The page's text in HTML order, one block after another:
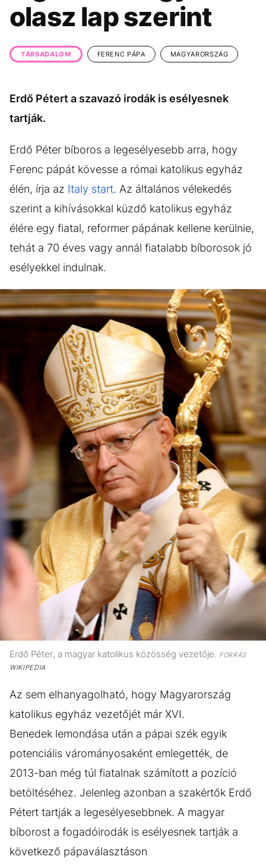
KÖZÉLET UTAZÁS
ÉLETMÓD DESIGN
BESZÉLGETÉSEK ARCOK
GASZTRO
olasz lap szerint
TÁRSADALOM FERENC PÁPA MAGYARORSZÁG
Erdő Pétert a szavazó irodák is esélyesnek
tartják.
Erdő Péter bíboros a legesélyesebb arra, hogy
Ferenc pápát kövesse a római katolikus egyház
élén, írja az Italy start. Az általános vélekedés
szerint a kihívásokkal küzdő katolikus egyház
élére egy fiatal, reformer pápának kellene kerülnie,
tehát a 70 éves vagy annál fiatalabb bíborosok jó
esélyekkel indulnak.
Erdő Péter, a magyar katolikus közösség vezetője. FORRÁS
WIKIPEDIA
Az sem elhanyagolható, hogy Magyarország
katolikus egyház vezetőjét már XVI.
Benedek lemondása után a pápai szék egyik
potenciális várományosaként emlegették, de
2013-ban még túl fiatalnak számított a pozíció
betöltéséhez. Jelenleg azonban a szakértők Erdő
Pétert tartják a legesélyesebbnek. A magyar
bíborost a fogadóirodák is esélyesnek tartják a
következő pápaválasztáson